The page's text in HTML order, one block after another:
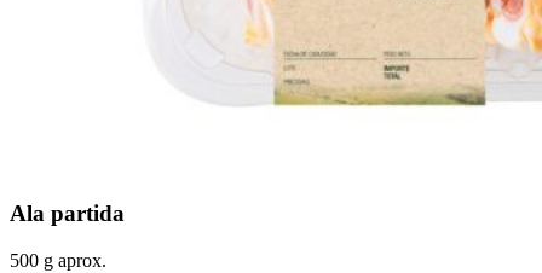
Ala partida
500 g aprox.